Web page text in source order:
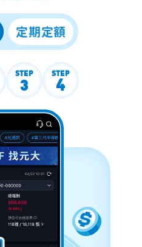
定期定額
STEP
3
STEP
4